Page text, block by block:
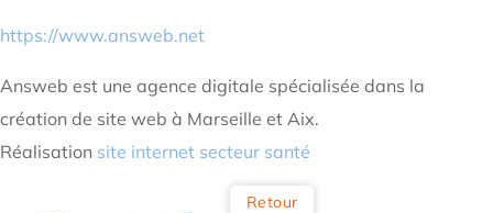
https://www.answeb.net
Answeb est une agence digitale spécialisée dans la
création de site web à Marseille et Aix.
Réalisation site internet secteur santé
Retour